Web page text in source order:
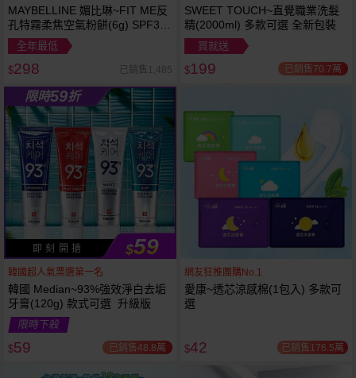
越多越
便宜
MAYBELLINE 媚比琳~FIT ME反
孔特霧柔焦空氣粉餅(6g) SPF32
PA+++ 款式可選 空氣小圓餅
全年最低
$298 已銷售1,485
SWEET TOUCH~直覺職業洗髮
精(2000ml) 多款可選 全新包裝
買就送
$199 已銷售70.7萬
限時59折
即 刻 開 搶 $59
韓國超人氣票選第一名
韓國 Median~93%強效淨白去垢
牙膏(120g) 款式可選 升級版
限時下殺
$59 已銷售48.8萬
網友狂推團購No.1
愛康~透芯涼感棉(1包入) 多款可
選
$42 已銷售176.5萬